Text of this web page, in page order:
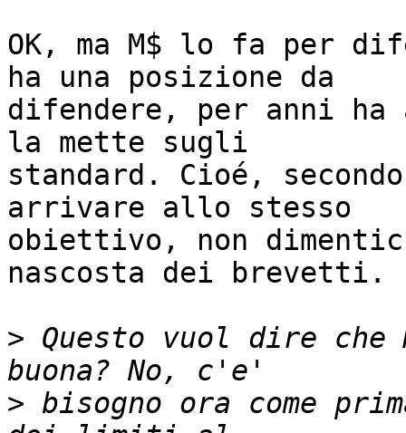
OK, ma M$ lo fa per
ha una posizione da
difendere, per anni ha
la mette sugli
standard. Cioé,
arrivare allo stesso
obiettivo, non
nascosta dei brevetti.
> Questo vuol dire che
> bisogno ora come